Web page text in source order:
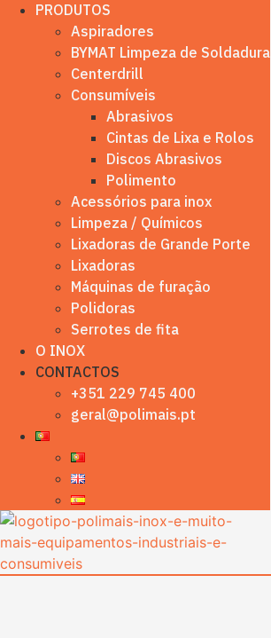
PRODUTOS
Aspiradores
BYMAT Limpeza de Soldadura
Centerdrill
Consumíveis
Abrasivos
Cintas de Lixa e Rolos
Discos Abrasivos
Polimento
Acessórios para inox
Limpeza / Químicos
Lixadoras de Grande Porte
Lixadoras
Máquinas de furação
Polidoras
Serrotes de fita
O INOX
CONTACTOS
+351 229 745 400
geral@polimais.pt